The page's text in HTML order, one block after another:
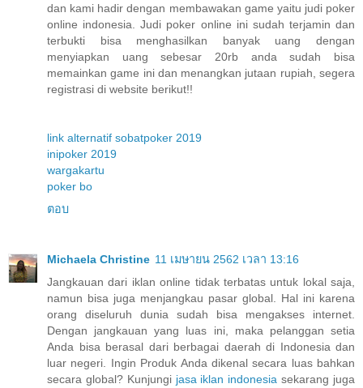
dan kami hadir dengan membawakan game yaitu judi poker
online indonesia. Judi poker online ini sudah terjamin dan
terbukti bisa menghasilkan banyak uang dengan
menyiapkan uang sebesar 20rb anda sudah bisa
memainkan game ini dan menangkan jutaan rupiah, segera
registrasi di website berikut!!
link alternatif sobatpoker 2019
inipoker 2019
wargakartu
poker bo
ตอบ
Michaela Christine 11 เมษายน 2562 เวลา 13:16
Jangkauan dari iklan online tidak terbatas untuk lokal saja,
namun bisa juga menjangkau pasar global. Hal ini karena
orang diseluruh dunia sudah bisa mengakses internet.
Dengan jangkauan yang luas ini, maka pelanggan setia
Anda bisa berasal dari berbagai daerah di Indonesia dan
luar negeri. Ingin Produk Anda dikenal secara luas bahkan
secara global? Kunjungi jasa iklan indonesia sekarang juga